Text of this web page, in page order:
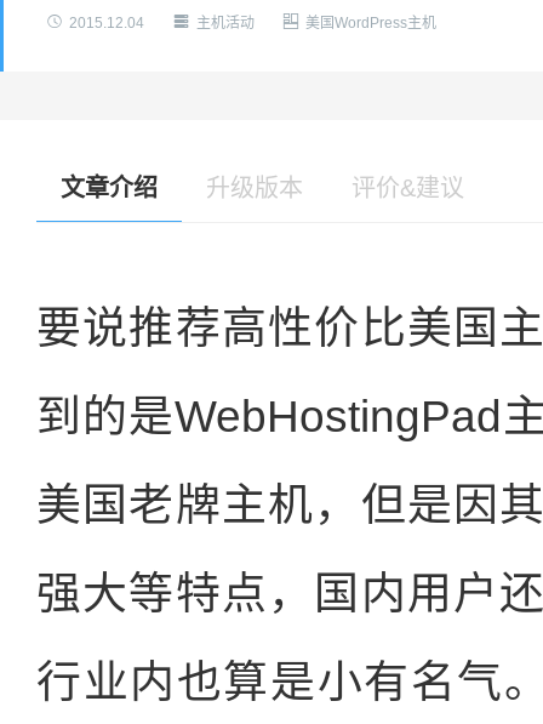
 2015.12.04  主机活动  美国WordPress主机
文章介绍 升级版本 评价&建议
要说推荐高性价比美国
到的是WebHostingPad
美国老牌主机，但是因
强大等特点，国内用户
行业内也算是小有名气